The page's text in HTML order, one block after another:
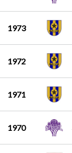
1973
1972
1971
1970